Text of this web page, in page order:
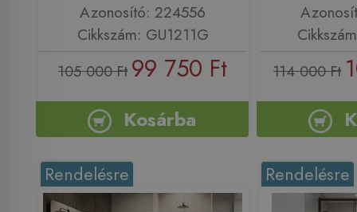
Azonosító: 224556
Cikkszám: GU1211G
105 000 Ft 99 750 Ft
Kosárba
114 000 Ft
Rendelésre Rendelésre